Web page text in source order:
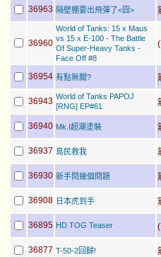
36963 隔壁棚要出飛彈了<囧>
36960
World of Tanks: 15 x Maus
vs 15 x E-100 - The Battle
Of Super-Heavy Tanks -
Face Off #8
36954 有點無關?
36943 World of Tanks PAPOJ
[RNG] EP#61
36940 Mk.I超潮塗裝
36937 島民救我
36930 新手問幾個問題
36908 日本虎到手
36895 HD TOG Teaser
36877 T-50-2回歸!